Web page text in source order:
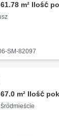
m² Ilość
SM-82097
m² Ilość